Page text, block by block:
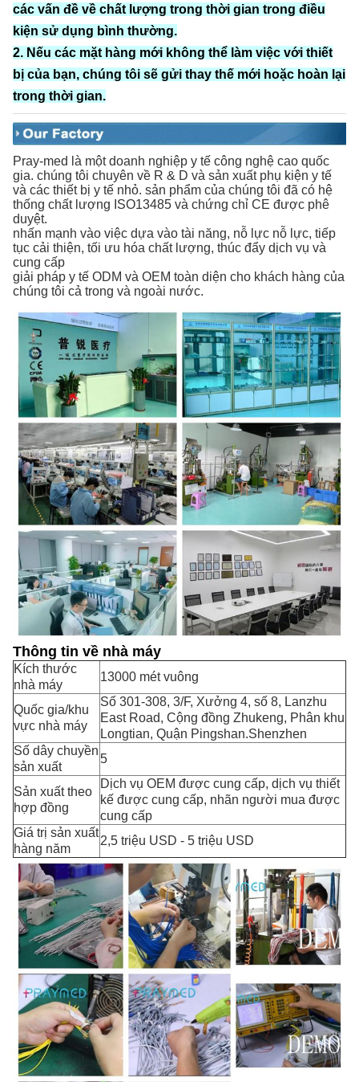
các vấn đề về chất lượng trong thời gian trong điều
kiện sử dụng bình thường.
2. Nếu các mặt hàng mới không thể làm việc với thiết
bị của bạn, chúng tôi sẽ gửi thay thế mới hoặc hoàn lại
trong thời gian.
Pray-med là một doanh nghiệp y tế công nghệ cao quốc
gia. chúng tôi chuyên về R & D và sản xuất phụ kiện y tế
và các thiết bị y tế nhỏ. sản phẩm của chúng tôi đã có hệ
thống chất lượng ISO13485 và chứng chỉ CE được phê
duyệt.
nhấn mạnh vào việc dựa vào tài năng, nỗ lực nỗ lực, tiếp
tục cải thiện, tối ưu hóa chất lượng, thúc đẩy dịch vụ và
cung cấp
giải pháp y tế ODM và OEM toàn diện cho khách hàng của
chúng tôi cả trong và ngoài nước.
Thông tin về nhà máy
Kích thước
nhà máy
13000 mét vuông
Quốc gia/khu
vực nhà máy
Số 301-308, 3/F, Xưởng 4, số 8, Lanzhu
East Road, Cộng đồng Zhukeng, Phân khu
Longtian, Quận Pingshan.Shenzhen
Số dây chuyền
sản xuất
5
Sản xuất theo
hợp đồng
Dịch vụ OEM được cung cấp, dịch vụ thiết
kế được cung cấp, nhãn người mua được
cung cấp
Giá trị sản xuất
hàng năm
2,5 triệu USD - 5 triệu USD